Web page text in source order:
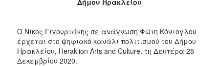
2006
Ο Νίκος Γιγουρτάκης σε ανάγνωση Φώτη Κόντογλου
έρχεται στο ψηφιακό κανάλι πολιτισμού του Δήμου
Ηρακλείου, Heraklion Arts and Culture, τη Δευτέρα 28
Δεκεμβρίου 2020.